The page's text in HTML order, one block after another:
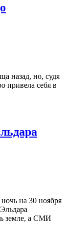
назад, но, судя
привела себя в
на 30 ноября
земле, а СМИ